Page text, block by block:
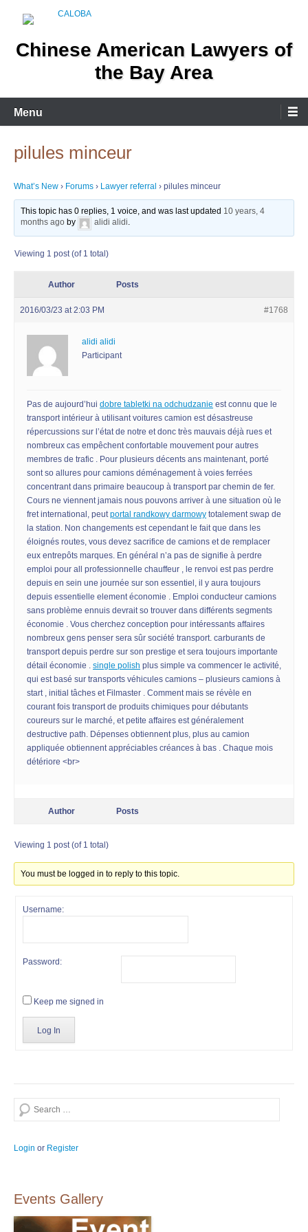
Chinese American Lawyers of
the Bay Area
Menu
pilules minceur
What’s New › Forums › Lawyer referral › pilules minceur
This topic has 0 replies, 1 voice, and was last updated 10 years, 4
months ago by alidi alidi.
Viewing 1 post (of 1 total)
Author Posts
2016/03/23 at 2:03 PM #1768
alidi alidi
Participant
Pas de aujourd’hui dobre tabletki na odchudzanie est connu que le
transport intérieur à utilisant voitures camion est désastreuse
répercussions sur l’état de notre et donc très mauvais déjà rues et
nombreux cas empêchent confortable mouvement pour autres
membres de trafic . Pour plusieurs décents ans maintenant, porté
sont so allures pour camions déménagement à voies ferrées
concentrant dans primaire beaucoup à transport par chemin de fer.
Cours ne viennent jamais nous pouvons arriver à une situation où le
fret international, peutportal randkowy darmowy totalement swap de
la station. Non changements est cependant le fait que dans les
éloignés routes, vous devez sacrifice de camions et de remplacer
eux entrepôts marques. En général n’a pas de signifie à perdre
emploi pour all professionnelle chauffeur , le renvoi est pas perdre
depuis en sein une journée sur son essentiel, il y aura toujours
depuis essentielle element économie . Emploi conducteur camions
sans problème ennuis devrait so trouver dans différents segments
économie . Vous cherchez conception pour intéressants affaires
nombreux gens penser sera sûr société transport. carburants de
transport depuis perdre sur son prestige et sera toujours importante
détail économie . single polish plus simple va commencer le activité,
qui est basé sur transports véhicules camions – plusieurs camions à
start , initial tâches et Filmaster . Comment mais se révèle en
courant fois transport de produits chimiques pour débutants
coureurs sur le marché, et petite affaires est généralement
destructive path. Dépenses obtiennent plus, plus au camion
appliquée obtiennent appréciables créances à bas . Chaque mois
détériore <br>
Author Posts
Viewing 1 post (of 1 total)
You must be logged in to reply to this topic.
Username:
Password:
Keep me signed in
Log In
Search
Login or Register
Events Gallery